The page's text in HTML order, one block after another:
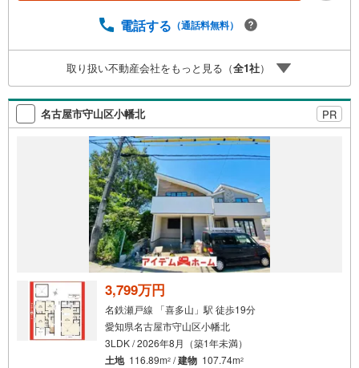
事前にご予約頂きましたら営業時間外でのご内覧もご対応
動産業者間で不動産情報が共有されているので、名古屋市
全域や、その他隣接エリアでもご内覧が可能です！ 【大曽
根営業所】○地下鉄名城線、JR中央線「大曽根」駅徒歩1分
○お子様が遊べるキッズスペースあり○定休日ございません
電話する （通話料無料）
取り扱い不動産会社をもっと見る（全1社）
名古屋市守山区小幡北 PR
3,799万円
名鉄瀬戸線 「喜多山」駅 徒歩19分
愛知県名古屋市守山区小幡北
3LDK / 2026年8月（築1年未満）
土地 116.89m2 /建物 107.74m2